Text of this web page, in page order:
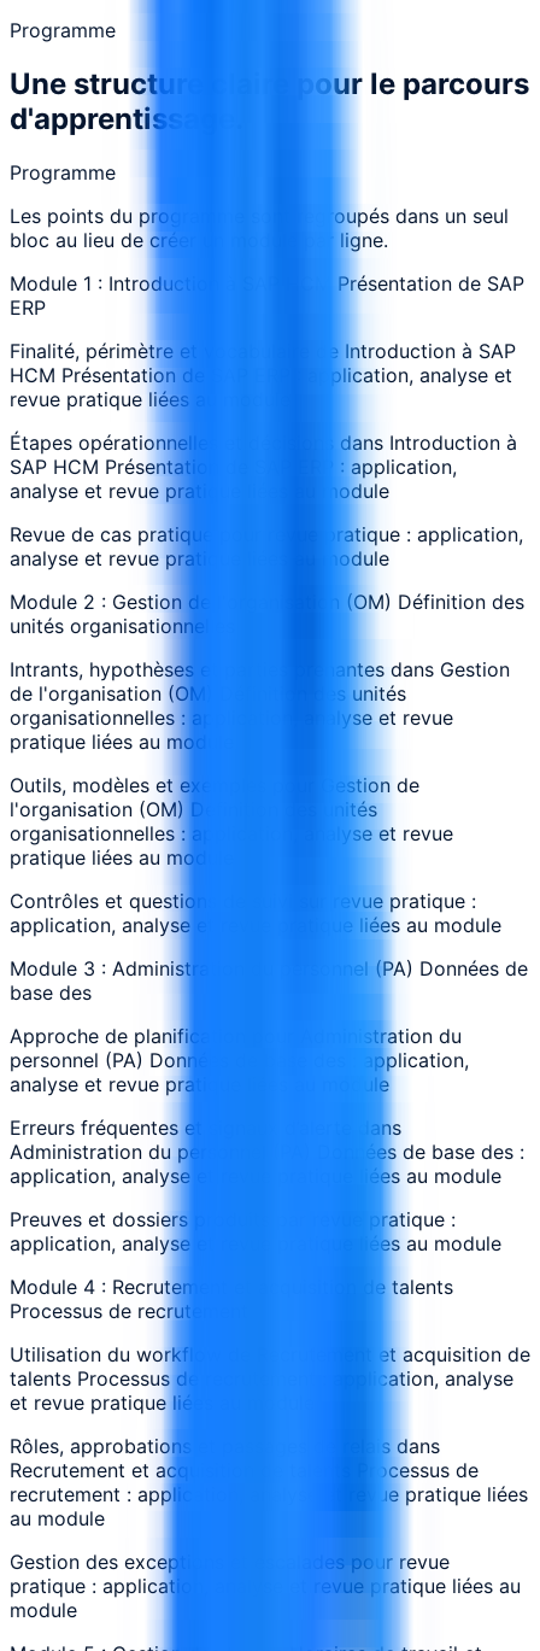
Programme
Une structure claire pour le parcours
d'apprentissage.
Programme
Les points du programme sont regroupés dans un seul
bloc au lieu de créer un module par ligne.
Module 1 : Introduction à SAP HCM Présentation de SAP
ERP
Finalité, périmètre et vocabulaire de Introduction à SAP
HCM Présentation de SAP ERP : application, analyse et
revue pratique liées au module
Étapes opérationnelles et décisions dans Introduction à
SAP HCM Présentation de SAP ERP : application,
analyse et revue pratique liées au module
Revue de cas pratique pour revue pratique : application,
analyse et revue pratique liées au module
Module 2 : Gestion de l'organisation (OM) Définition des
unités organisationnelles
Intrants, hypothèses et parties prenantes dans Gestion
de l'organisation (OM) Définition des unités
organisationnelles : application, analyse et revue
pratique liées au module
Outils, modèles et exemples pour Gestion de
l'organisation (OM) Définition des unités
organisationnelles : application, analyse et revue
pratique liées au module
Contrôles et questions de suivi sur revue pratique :
application, analyse et revue pratique liées au module
Module 3 : Administration du personnel (PA) Données de
base des
Approche de planification pour Administration du
personnel (PA) Données de base des : application,
analyse et revue pratique liées au module
Erreurs fréquentes et signaux d’alerte dans
Administration du personnel (PA) Données de base des :
application, analyse et revue pratique liées au module
Preuves et dossiers produits par revue pratique :
application, analyse et revue pratique liées au module
Module 4 : Recrutement et acquisition de talents
Processus de recrutement
Utilisation du workflow de Recrutement et acquisition de
talents Processus de recrutement : application, analyse
et revue pratique liées au module
Rôles, approbations et passages de relais dans
Recrutement et acquisition de talents Processus de
recrutement : application, analyse et revue pratique liées
au module
Gestion des exceptions et escalades pour revue
pratique : application, analyse et revue pratique liées au
module